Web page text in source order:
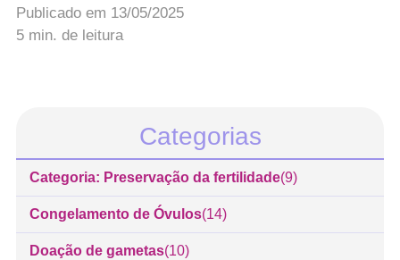
Publicado em 13/05/2025
5 min. de leitura
Categorias
Categoria: Preservação da fertilidade(9)
Congelamento de Óvulos(14)
Doação de gametas(10)